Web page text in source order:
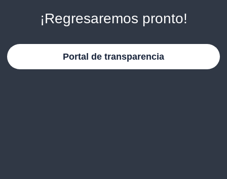
¡Regresaremos pronto!
Portal de transparencia